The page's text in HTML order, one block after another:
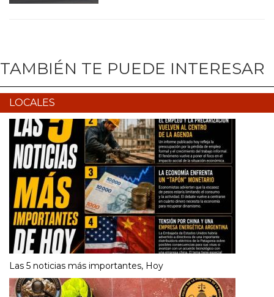
TAMBIÉN TE PUEDE INTERESAR
LOCALES
Las 5 noticias más importantes, Hoy